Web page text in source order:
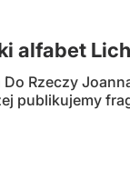
alfabet
Rzeczy
publikujemy